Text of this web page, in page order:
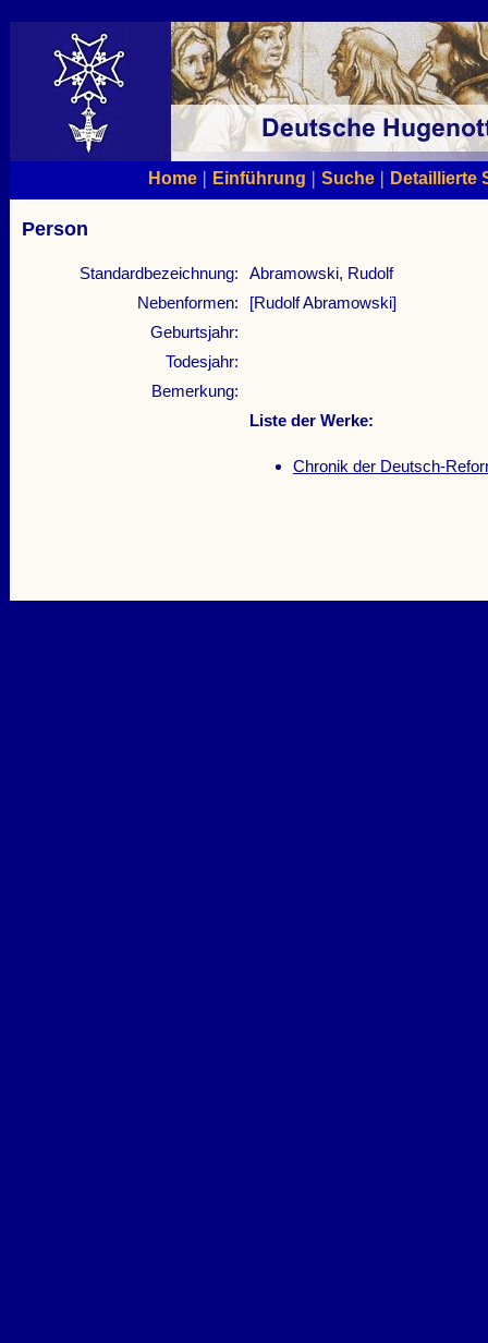
Home| Einführung | Suche| Detaillierte
Person
Standardbezeichnung:
Abramowski, Rudolf
Nebenformen:
[Rudolf Abramowski]
Geburtsjahr:
Todesjahr:
Bemerkung:
Liste der Werke:
Chronik der Deutsch-